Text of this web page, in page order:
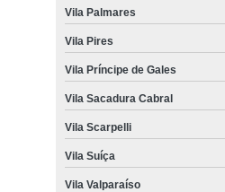
Vila Palmares
Vila Pires
Vila Príncipe de Gales
Vila Sacadura Cabral
Vila Scarpelli
Vila Suíça
Vila Valparaíso